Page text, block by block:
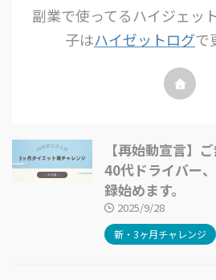
副業で使ってるハイジェッ
子はハイゼットログで
【再始動宣言】
40代ドライバー
録始めます。
2025/9/28
新・3ヶ月チャレンジ